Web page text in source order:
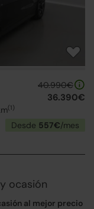
(1)
40.990€
36.390€
Desde 557€/mes
ocasión
al mejor precio